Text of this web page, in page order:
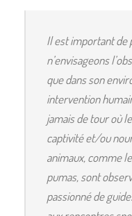
Il est important de
n’envisageons
que dans son
intervention
jamais de tour où
captivité et/ou
animaux, comme
pumas, sont
passionné de